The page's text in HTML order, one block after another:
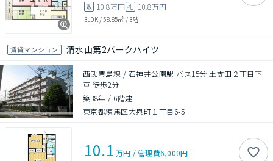
敷 10.8万円 礼 10.8万円
3LDK/58.85㎡ /3階
賃貸マンション 清水山第2パークハイツ
西武豊島線 / 石神井公園駅 バス15分 土支田２丁目下
車 徒歩2分
築38年 / 6階建
東京都練馬区大泉町１丁目6-5
10.1 万円 /管理費6,000円